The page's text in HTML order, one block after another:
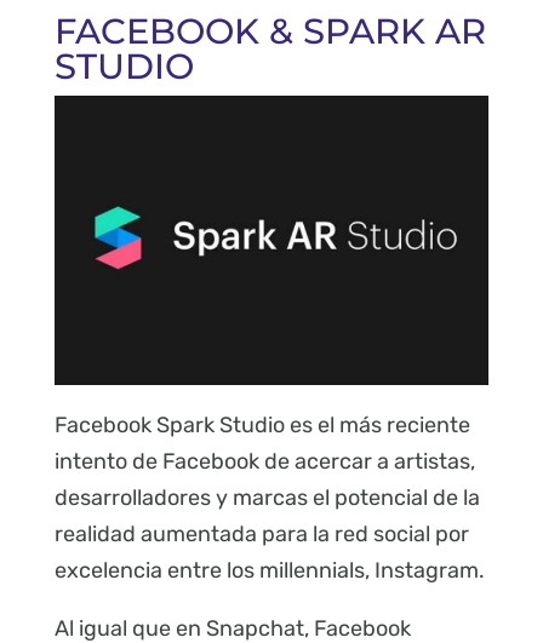
FACEBOOK & SPARK AR
STUDIO
Facebook Spark Studio es el más reciente
intento de Facebook de acercar a artistas,
desarrolladores y marcas el potencial de la
realidad aumentada para la red social por
excelencia entre los millennials, Instagram.
Al igual que en Snapchat, Facebook